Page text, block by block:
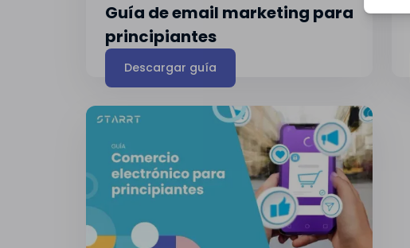
Guía de email marketing para
principiantes
Descargar guía